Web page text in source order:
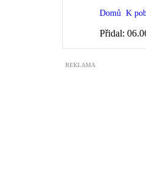
Domů K
Přidal:
REKLAMA